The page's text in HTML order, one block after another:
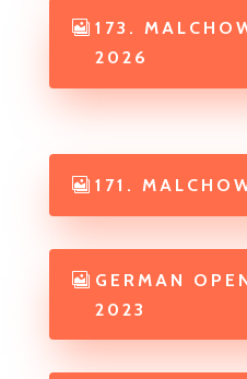
173.
2026
171.
GERMAN
2023